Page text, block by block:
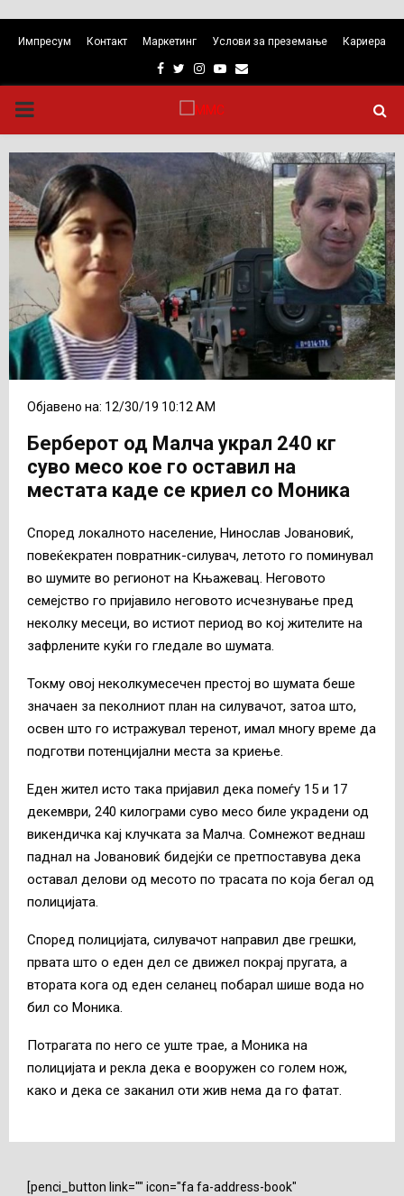
Импресум Контакт Маркетинг Услови за преземање Кариера
Facebook
TwitterInstagram
Youtube
Email
PRIMARY
MENU
Објавено на: 12/30/19 10:12 AM
Берберот од Малча украл 240 кг
суво месо кое го оставил на
местата каде се криел со Моника
Според локалното население, Нинослав Јовановиќ,
повеќекратен повратник-силувач, летото го поминувал
во шумите во регионот на Књажевац. Неговото
семејство го пријавило неговото исчезнување пред
неколку месеци, во истиот период во кој жителите на
зафрлените куќи го гледале во шумата.
Токму овој неколкумесечен престој во шумата беше
значаен за пеколниот план на силувачот, затоа што,
освен што го истражувал теренот, имал многу време да
подготви потенцијални места за криење.
Еден жител исто така пријавил дека помеѓу 15 и 17
декември, 240 килограми суво месо биле украдени од
викендичка кај клучката за Малча. Сомнежот веднаш
паднал на Јовановиќ бидејќи се претпоставува дека
оставал делови од месото по трасата по која бегал од
полицијата.
Според полицијата, силувачот направил две грешки,
првата што о еден дел се движел покрај пругата, а
втората кога од еден селанец побарал шише вода но
бил со Моника.
Потрагата по него се уште трае, а Моника на
полицијата и рекла дека е вооружен со голем нож,
како и дека се заканил оти жив нема да го фатат.
[penci_button link="" icon="fa fa-address-book"